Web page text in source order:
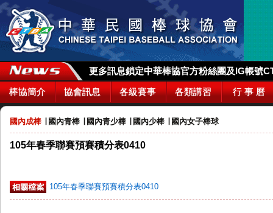
更多訊息鎖定中華棒協官方粉絲團及IG帳號
棒協簡介 協會訊息 各級賽事 各類講習 行 事 曆
國內成棒 國內青棒 國內青少棒 國內少棒 國內女子棒球
105年春季聯賽預賽積分表0410
105年春季聯賽預賽積分表0410